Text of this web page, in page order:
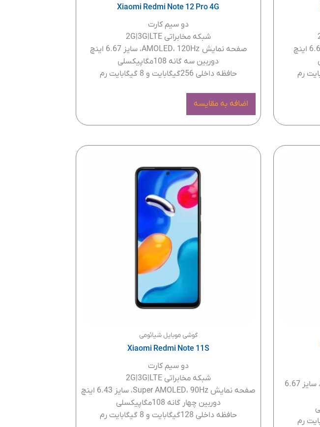
Xiaomi Redmi Note 12 Pro 4G
دو سیم کارت
شبکه مخابراتی 2G|3G|LTE
صفحه نمایش AMOLED، 120Hz، سایز 6.67 اینچ
دوربین سه گانه 108مگاپیکسلی
حافظه داخلی 256گیگابایت و 8 گیگابایت رم
اضافه به مقایسه
صفحه نمایش Super AMOLED، 120Hz، سایز 6.67
گوشی موبایل شیائومی
Xiaomi Redmi Note 11S
دو سیم کارت
شبکه مخابراتی 2G|3G|LTE
صفحه نمایش Super AMOLED، 90Hz، سایز 6.43 اینچ
دوربین چهار گانه 108مگاپیکسلی
حافظه داخلی 128گیگابایت و 8 گیگابایت رم